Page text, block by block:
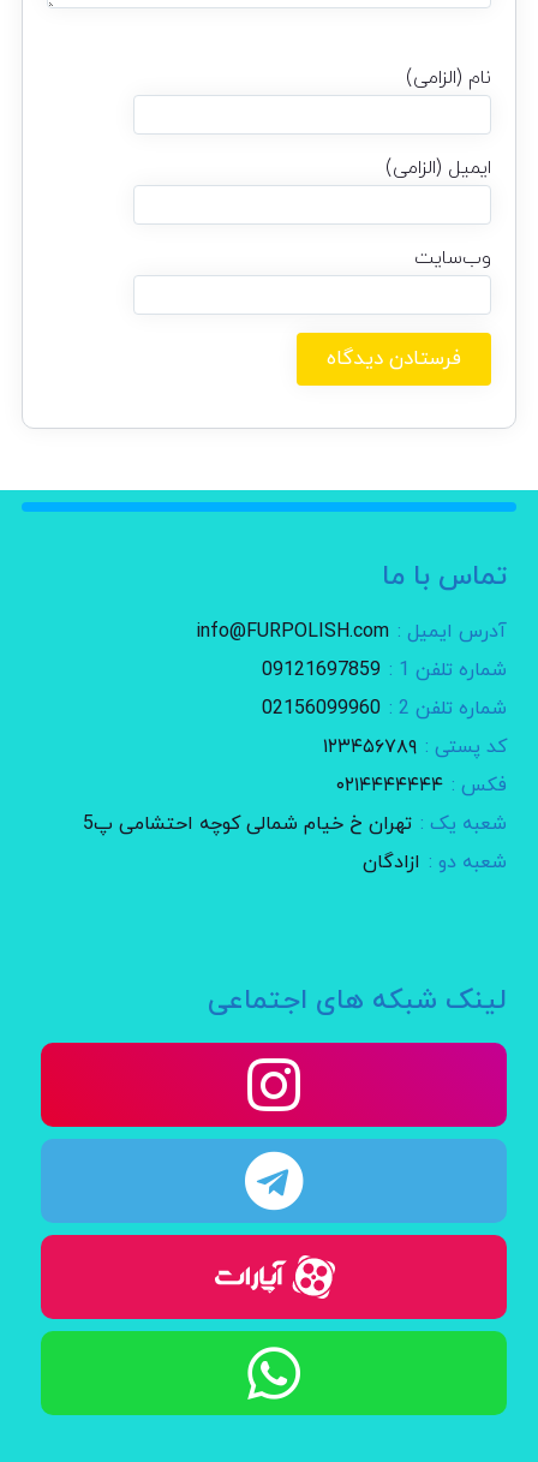
نام (الزامی)
ایمیل (الزامی)
وب‌سایت
تماس با ما
آدرس ایمیل : info@FURPOLISH.com
شماره تلفن 1 :
09121697859
شماره تلفن 2 :
02156099960
کد پستی : ۱۲۳۴۵۶۷۸۹
فکس : ۰۲۱۴۴۴۴۴۴۴
شعبه یک : تهران خ خیام شمالی کوچه احتشامی پ5
شعبه دو : ازادگان
لینک شبکه های اجتماعی